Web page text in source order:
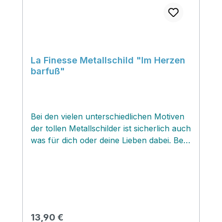
La Finesse Metallschild "Im Herzen
barfuß"
Bei den vielen unterschiedlichen Motiven
der tollen Metallschilder ist sicherlich auch
was für dich oder deine Lieben dabei. Bei
Regulärer Preis:
13,90 €